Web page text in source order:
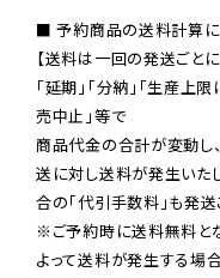
■ 予約商品の送料計算に
【送料は一回の発送ごと
「延期」「分納」「生産上
売中止」等で
商品代金の合計が変動し
送に対し送料が発生いた
※ご予約時に送料無料と
よって送料が発生する場